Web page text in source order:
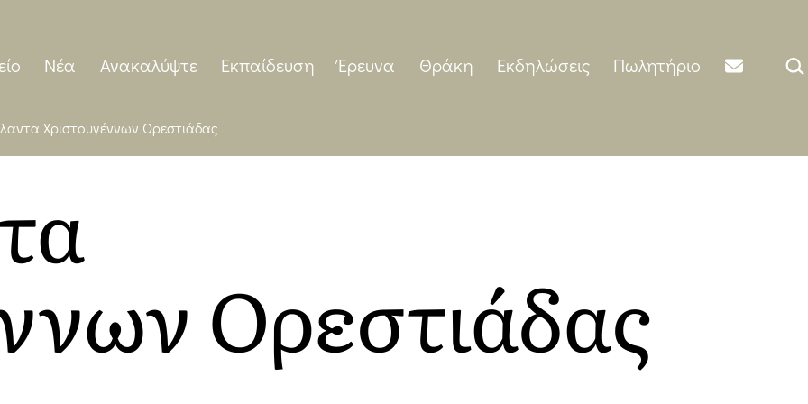
Νέα Ανακαλύψτε Εκπαίδευση Έρευνα Θράκη Εκδηλώσεις Πωλητήριο
Χριστουγέννων Ορεστιάδας
Ορεστιάδας